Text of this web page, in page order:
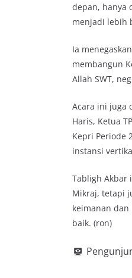
depan, hanya
menjadi lebih
Ia
membangun
Allah SWT,
Acara ini juga
Haris, Ketua
Kepri Periode
instansi
Tabligh Akbar
Mikraj, tetapi
keimanan
baik. (ron)